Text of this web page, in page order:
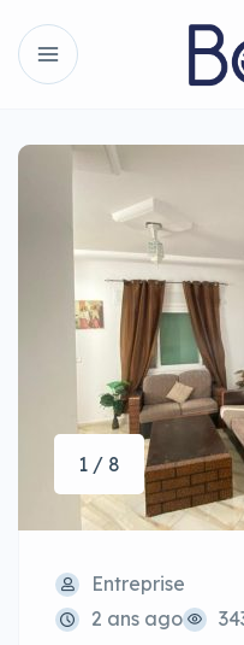
1 / 8
Entreprise
2 ans ago